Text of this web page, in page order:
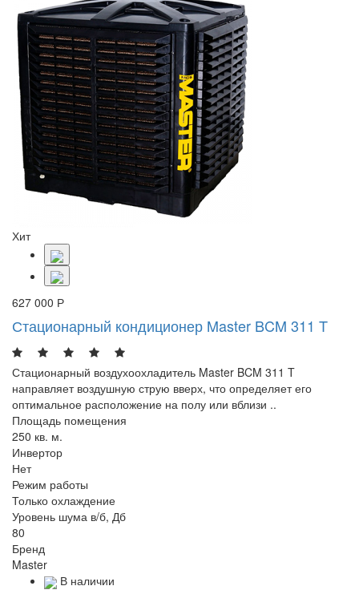
Хит
627 000 Р
Стационарный кондиционер Master BCM 311 T
Стационарный воздухоохладитель Master BCM 311 T
направляет воздушную струю вверх, что определяет его
оптимальное расположение на полу или вблизи ..
Площадь помещения
250 кв. м.
Инвертор
Нет
Режим работы
Только охлаждение
Уровень шума в/б, Дб
80
Бренд
Master
В наличии